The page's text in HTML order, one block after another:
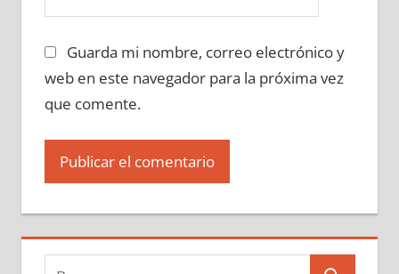
Guarda mi nombre, correo electrónico y
web en este navegador para la próxima vez
que comente.